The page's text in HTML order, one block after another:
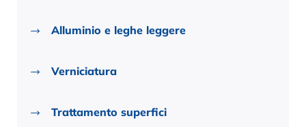
Alluminio e leghe leggere
Verniciatura
Trattamento superfici